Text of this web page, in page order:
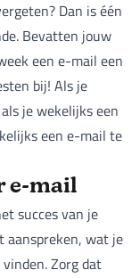
Dan is één
Bevatten jouw
een e-mail een
bij! Als je
je wekelijks een
een e-mail te
e-mail
succes van je
aanspreken, wat je
Zorg dat